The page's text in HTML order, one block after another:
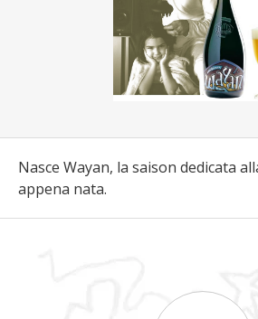
Nasce Wayan, la saison dedicata
appena nata.